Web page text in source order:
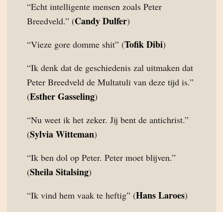
“Echt intelligente mensen zoals Peter
Breedveld.” (Candy Dulfer)
“Vieze gore domme shit” (Tofik Dibi)
“Ik denk dat de geschiedenis zal uitmaken dat
Peter Breedveld de Multatuli van deze tijd is.”
(Esther Gasseling)
“Nu weet ik het zeker. Jij bent de antichrist.”
(Sylvia Witteman)
“Ik ben dol op Peter. Peter moet blijven.”
(Sheila Sitalsing)
“Ik vind hem vaak te heftig” (Hans Laroes)